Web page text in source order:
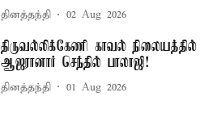
தினத்தந்தி 02 Aug 2026
திருவல்லிக்கேணி காவல் நிலையத்தில்
ஆஜரானார் செந்தில் பாலாஜி!
தினத்தந்தி 01 Aug 2026